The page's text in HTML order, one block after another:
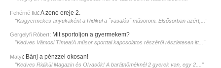
Fehérné Ildi:A zene ereje 2.
"Kisgyermekes anyukaként a Ridikül a ˝vasalós˝ műsorom. Elsősorban azért,..."
Gergelyfi Róbert: Mit sportoljon a gyermekem?
"Kedves Vámosi Tímea!A műsor sporttal kapcsolatos részéről részletesen itt..."
Matyi: Bánj a pénzzel okosan!
"Kedves Ridikül Magazin és Olvasók! A barátnőméknél 2 gyerek van, egy 2...."